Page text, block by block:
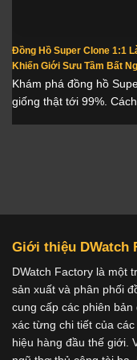
Đồng Hồ Super Clone 1:1
Khiến Giới Sưu Tầm Bất
Khám phá đồng hồ
giống thật tới 99%.
Giới thiệu DWatch
DWatch Factory là một
sản xuất và phân phối
cung cấp các phiên
xác từng chi tiết của
hiệu hàng đầu thế giới.